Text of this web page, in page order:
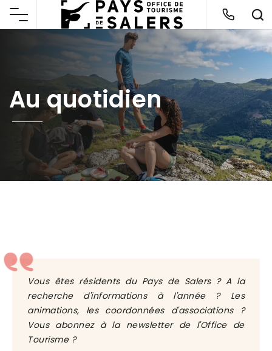
Au quotidien
Vous êtes résidents du Pays de Salers ? A la
recherche d'informations à l'année ? Les
animations, les coordonnées d'associations ?
Vous abonnez à la newsletter de l'Office de
Tourisme ?